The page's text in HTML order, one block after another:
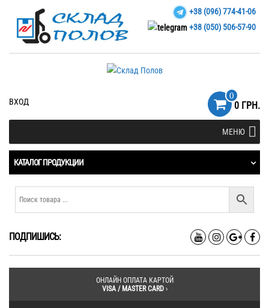
+38 (096) 774-41-06
+38 (050) 506-57-90
ВХОД
0
0 ГРН.
МЕНЮ
КАТАЛОГ ПРОДУКЦИИ
ПОДПИШИСЬ:
ОНЛАЙН ОПЛАТА КАРТОЙ
VISA / MASTER CARD›